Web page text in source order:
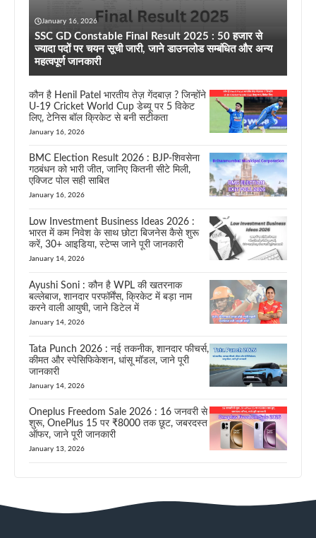
January 16, 2026
SSC GD Constable Final Result 2025 : 50 हजार से
ज्यादा पदों पर चयन सूची जारी, जाने डाउनलोड सम्बंधित और अन्य
महत्वपूर्ण जानकारी
कौन है Henil Patel भारतीय तेज़ गेंदबाज़ ? जिन्होंने
U-19 Cricket World Cup डेब्यू पर 5 विकेट
लिए, टेनिस बॉल क्रिकेट से बनी सटीकता
January 16, 2026
BMC Election Result 2026 : BJP-शिवसेना
गठबंधन को भारी जीत, जानिए कितनी सीटे मिली,
एक्जिट पोल सही साबित
January 16, 2026
Low Investment Business Ideas 2026 :
भारत में कम निवेश के साथ छोटा बिजनेस कैसे शुरू
करें, 30+ आइडिया, स्टेप्स जाने पूरी जानकारी
January 14, 2026
Ayushi Soni : कौन है WPL की खतरनाक
बल्लेबाज, शानदार परफॉर्मेंस, क्रिकेट में बड़ा नाम
करने वाली आयुषी, जाने डिटेल में
January 14, 2026
Tata Punch 2026 : नई तकनीक, शानदार फीचर्स,
कीमत और स्पेसिफिकेशन, धांसू मॉडल, जाने पूरी
जानकारी
January 14, 2026
Oneplus Freedom Sale 2026 : 16 जनवरी से
शुरू, OnePlus 15 पर ₹8000 तक छूट, जबरदस्त
ऑफर, जाने पूरी जानकारी
January 13, 2026